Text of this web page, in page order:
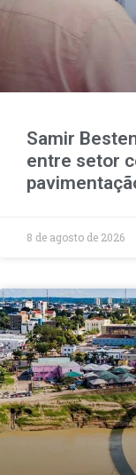
Samir
entre setor
8 de agosto de 2026